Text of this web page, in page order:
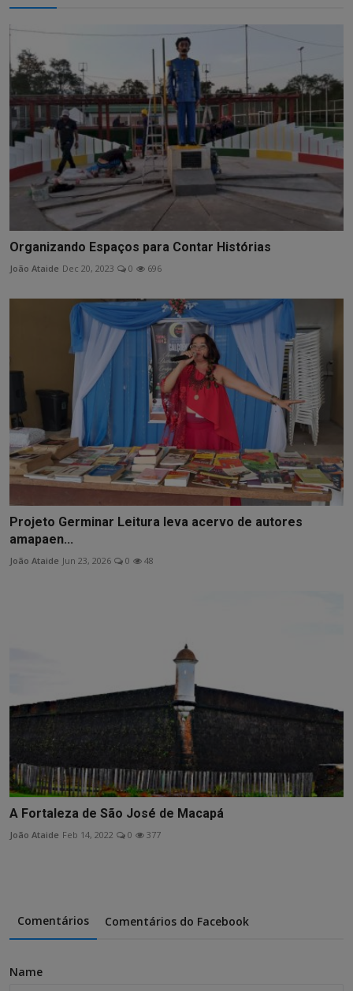
Organizando Espaços para Contar Histórias
João Ataide Dec 20, 2023 0 696
Projeto Germinar Leitura leva acervo de autores
amapaen...
João Ataide Jun 23, 2026 0 48
A Fortaleza de São José de Macapá
João Ataide Feb 14, 2022 0 377
Comentários Comentários do Facebook
Name